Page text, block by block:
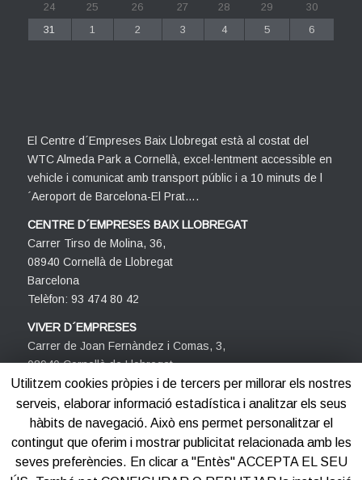
24
25 26 27 28 29
30
31
1 2 3 4 5 6
El Centre d´Empreses Baix Llobregat està al costat del
WTC Almeda Park a Cornellà, excel·lentment accessible en
vehicle i comunicat amb transport públic i a 10 minuts de l
´Aeroport de Barcelona-El Prat….
CENTRE D´EMPRESES BAIX LLOBREGAT
Carrer Tirso de Molina, 36,
08940 Cornellà de Llobregat
Barcelona
Telèfon: 93 474 80 42
VIVER D´EMPRESES
Carrer de Joan Fernàndez i Comas, 3,
08940 Cornellà de Llobregat
Barcelona
Telèfon: 93 474 80 42
Utilitzem cookies pròpies i de tercers per millorar els nostres
serveis, elaborar informació estadística i analitzar els seus
hàbits de navegació. Això ens permet personalitzar el
contingut que oferim i mostrar publicitat relacionada amb les
seves preferències. En clicar a "Entès" ACCEPTA EL SEU